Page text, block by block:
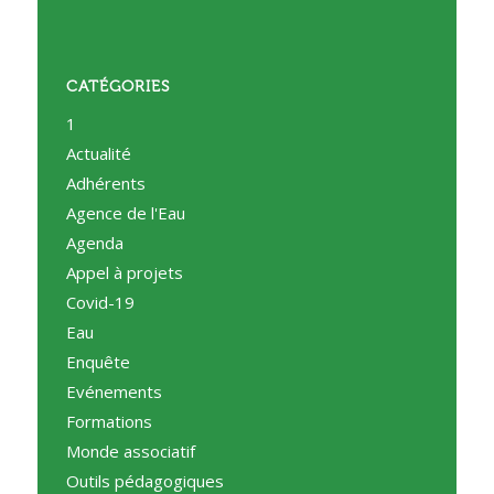
CATÉGORIES
1
Actualité
Adhérents
Agence de l'Eau
Agenda
Appel à projets
Covid-19
Eau
Enquête
Evénements
Formations
Monde associatif
Outils pédagogiques